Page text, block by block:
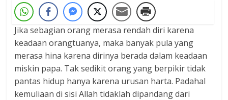
Jika sebagian orang merasa rendah diri karena
keadaan orangtuanya, maka banyak pula yang
merasa hina karena dirinya berada dalam keadaan
miskin papa. Tak sedikit orang yang berpikir tidak
pantas hidup hanya karena urusan harta. Padahal
kemuliaan di sisi Allah tidaklah dipandang dari